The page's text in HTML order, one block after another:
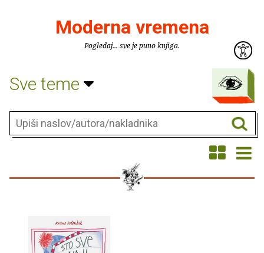
Moderna vremena
Pogledaj... sve je puno knjiga.
Sve teme